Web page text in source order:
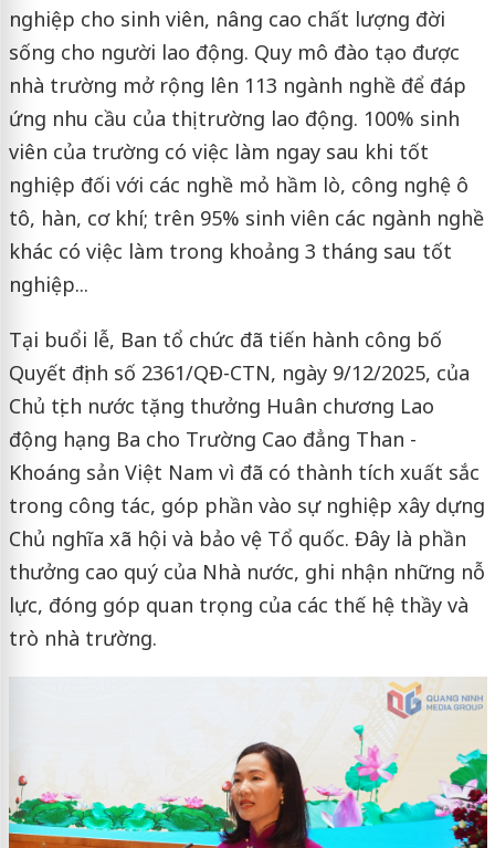
nghiệp cho sinh viên, nâng cao chất lượng đời
sống cho người lao động. Quy mô đào tạo được
nhà trường mở rộng lên 113 ngành nghề để đáp
ứng nhu cầu của thị trường lao động. 100% sinh
viên của trường có việc làm ngay sau khi tốt
nghiệp đối với các nghề mỏ hầm lò, công nghệ ô
tô, hàn, cơ khí; trên 95% sinh viên các ngành nghề
khác có việc làm trong khoảng 3 tháng sau tốt
nghiệp...
Tại buổi lễ, Ban tổ chức đã tiến hành công bố
Quyết định số 2361/QĐ-CTN, ngày 9/12/2025, của
Chủ tịch nước tặng thưởng Huân chương Lao
động hạng Ba cho Trường Cao đẳng Than -
Khoáng sản Việt Nam vì đã có thành tích xuất sắc
trong công tác, góp phần vào sự nghiệp xây dựng
Chủ nghĩa xã hội và bảo vệ Tổ quốc. Đây là phần
thưởng cao quý của Nhà nước, ghi nhận những nỗ
lực, đóng góp quan trọng của các thế hệ thầy và
trò nhà trường.